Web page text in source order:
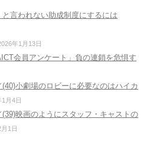
言われない助成制度にするには
年1月13日
会員アンケート」負の連鎖を危惧す
小劇場のロビーに必要なのはハイカ
月4日
映画のようにスタッフ・キャストの
1日